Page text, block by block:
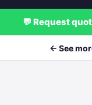
💬 Request
← See